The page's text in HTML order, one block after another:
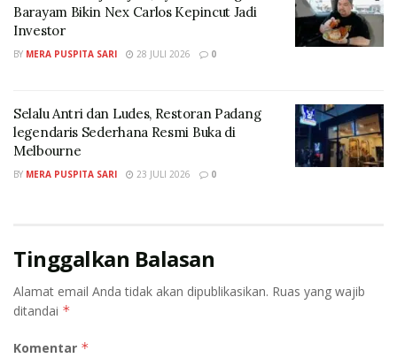
Barayam Bikin Nex Carlos Kepincut Jadi
Investor
BY MERA PUSPITA SARI 28 JULI 2026 0
Selalu Antri dan Ludes, Restoran Padang
legendaris Sederhana Resmi Buka di
Melbourne
BY MERA PUSPITA SARI 23 JULI 2026 0
Tinggalkan Balasan
Alamat email Anda tidak akan dipublikasikan. Ruas yang wajib
ditandai *
Komentar *